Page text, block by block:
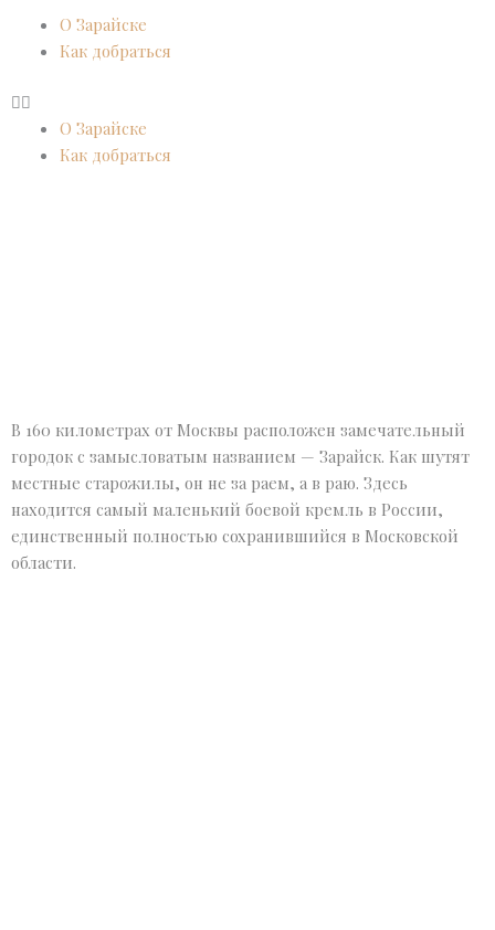
содержимому
О Зарайске
Как добраться
О Зарайске
Как добраться
В 160 километрах от Москвы расположен замечательный
городок с замысловатым названием — Зарайск. Как шутят
местные старожилы, он не за раем, а в раю. Здесь
находится самый маленький боевой кремль в России,
единственный полностью сохранившийся в Московской
области.